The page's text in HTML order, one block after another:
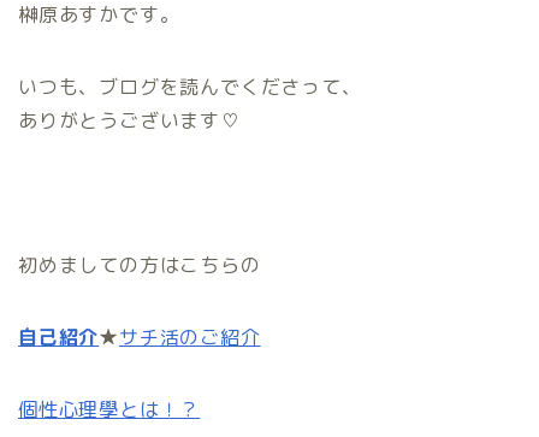
榊原あすかです。
いつも、ブログを読んでくださって、
ありがとうございます♡
初めましての方はこちらの
自己紹介★サチ活のご紹介
個性心理學とは！？